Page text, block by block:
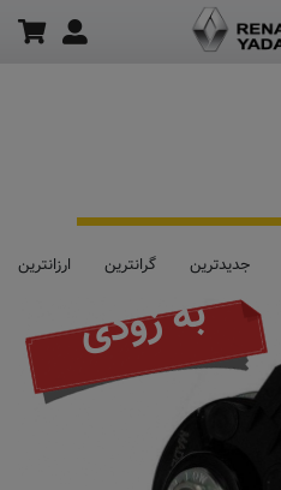
جدیدترین گرانترین ارزانترین
به زودی